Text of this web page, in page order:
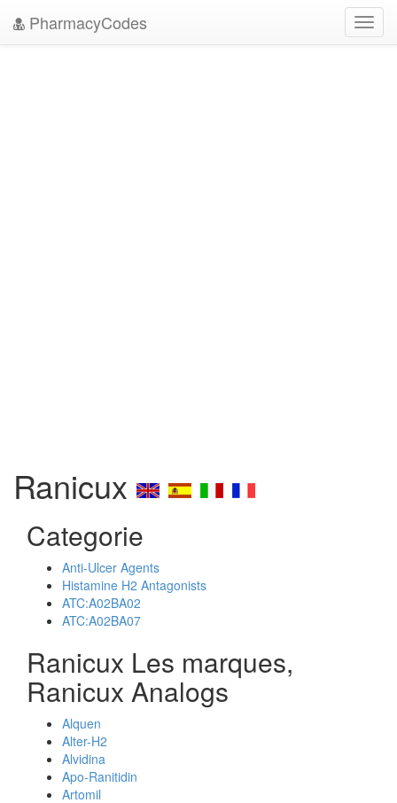
PharmacyCodes
Ranicux
Categorie
Anti-Ulcer Agents
Histamine H2 Antagonists
ATC:A02BA02
ATC:A02BA07
Ranicux Les marques,
Ranicux Analogs
Alquen
Alter-H2
Alvidina
Apo-Ranitidin
Artomil